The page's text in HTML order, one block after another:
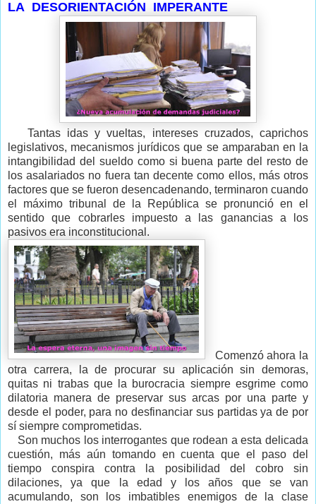
LA DESORIENTACIÓN IMPERANTE
Tantas idas y vueltas, intereses cruzados, caprichos
legislativos, mecanismos jurídicos que se amparaban en la
intangibilidad del sueldo como si buena parte del resto de
los asalariados no fuera tan decente como ellos, más otros
factores que se fueron desencadenando, terminaron cuando
el máximo tribunal de la República se pronunció en el
sentido que cobrarles impuesto a las ganancias a los
pasivos era inconstitucional.
Comenzó ahora la
otra carrera, la de procurar su aplicación sin demoras,
quitas ni trabas que la burocracia siempre esgrime como
dilatoria manera de preservar sus arcas por una parte y
desde el poder, para no desfinanciar sus partidas ya de por
sí siempre comprometidas.
Son muchos los interrogantes que rodean a esta delicada
cuestión, más aún tomando en cuenta que el paso del
tiempo conspira contra la posibilidad del cobro sin
dilaciones, ya que la edad y los años que se van
acumulando, son los imbatibles enemigos de la clase